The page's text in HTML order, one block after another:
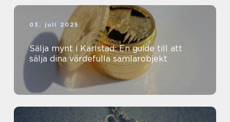
03. juli 2025
Sälja mynt i Karlstad: En guide till att
sälja dina värdefulla samlarobjekt